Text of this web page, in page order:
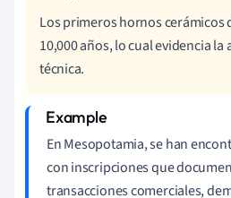
Los primeros hornos cerámicos
10,000 años, lo cual evidencia la
técnica.
En Mesopotamia, se han
con inscripciones que
transacciones comerciales,